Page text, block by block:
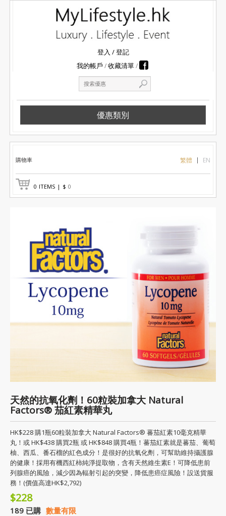
登入 /登記
我的帳戶
收藏清單
優惠類別
購物車 繁體 EN
0 ITEMS | $ 0
天然的抗氧化劑！60粒裝加拿大 Natural
Factors® 茄紅素精華丸
HK$228 購1瓶60粒裝加拿大 Natural Factors® 蕃茄紅素10毫克精華
丸！或 HK$438 購買2瓶 或 HK$848 購買4瓶！蕃茄紅素就是蕃茄、葡萄
柚、西瓜、番石榴的紅色成分！是很好的抗氧化劑，可幫助維持攝護腺
的健康！採用有機西紅柿純淨提取物，含有天然維生素E！可降低患前
列腺癌的風險，減少因為輻射引起的突變，降低患癌症風險！設送貨服
務！(價值高達HK$2,792)
$228
189 已購 數量有限